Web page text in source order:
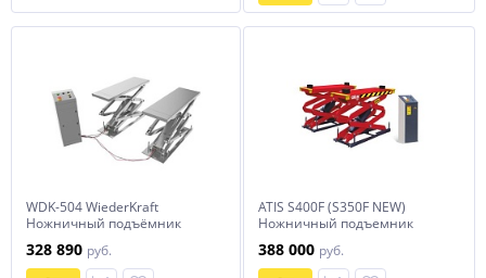
WDK-504 WiederKraft
Ножничный подъёмник
328 890 руб.
ATIS S400F (S350F NEW)
Ножничный подъемник
388 000 руб.